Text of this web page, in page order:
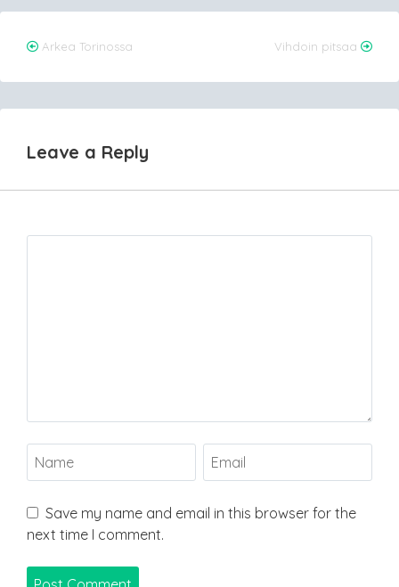
Post
navigation
Arkea Torinossa Vihdoin pitsaa
Leave a Reply
Save my name and email in this browser for the
next time I comment.